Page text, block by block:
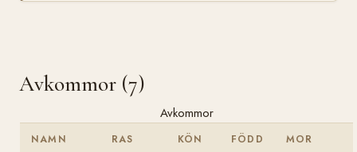
Avkommor (7)
Avkommor
NAMN RAS KÖN FÖDD MOR